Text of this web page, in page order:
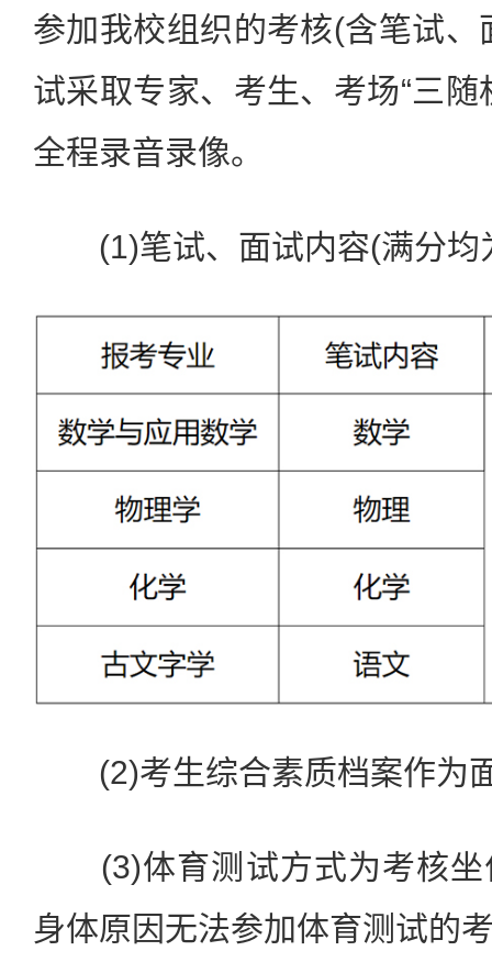
参加我校组织的考核(含笔试
试采取专家、考生、考场“三随
全程录音录像。
(1)笔试、面试内容(满分均
(2)考生综合素质档案作为
(3)体育测试方式为考核坐
身体原因无法参加体育测试的